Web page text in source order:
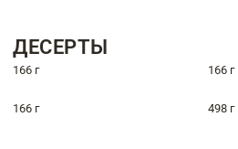
ДЕСЕРТЫ
166 г 166 г
166 г 498 г